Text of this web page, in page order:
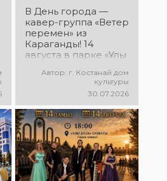
Костаная
состоится
выездной концерт
творческих
коллективов ДК
қанатындағы
Приглашаем всех
на праздничную
концертную
программу!
В День города —
кавер-группа «Ветер
перемен» из
Караганды! 14
августа в парке «Ұлы
концерт,
творчеству Юрия
Шатунова и группы
«Ласковый май»! Вас
ждут любимые
песни, тёплые
воспоминания и
особая музыкальная
атмосфера!
Автор: г. Костанай дом
культуры
30.07.2026